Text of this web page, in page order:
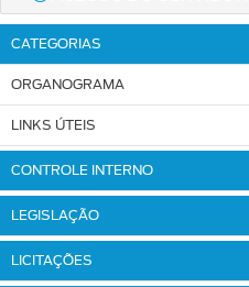
CATEGORIAS
ORGANOGRAMA
LINKS ÚTEIS
CONTROLE INTERNO
LEGISLAÇÃO
LICITAÇÕES